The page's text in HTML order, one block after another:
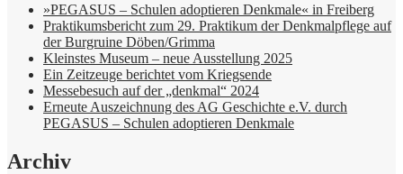
»PEGASUS – Schulen adoptieren Denkmale« in Freiberg
Praktikumsbericht zum 29. Praktikum der Denkmalpflege auf
der Burgruine Döben/Grimma
Kleinstes Museum – neue Ausstellung 2025
Ein Zeitzeuge berichtet vom Kriegsende
Messebesuch auf der „denkmal“ 2024
Erneute Auszeichnung des AG Geschichte e.V. durch
PEGASUS – Schulen adoptieren Denkmale
Archiv